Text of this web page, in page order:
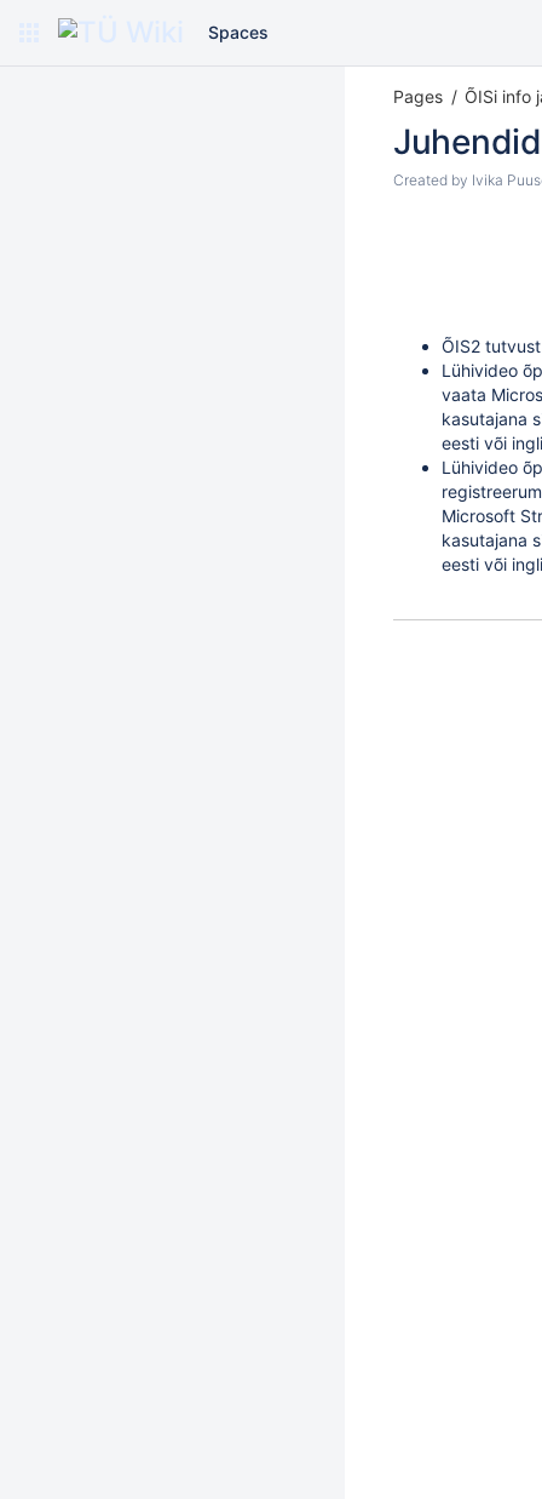
Spaces
Pages ÕISi info
Created by Ivika
ÕIS2
Lühivideo
vaata
kasutajana
eesti või
Lühivideo
Microsoft
kasutajana
eesti või